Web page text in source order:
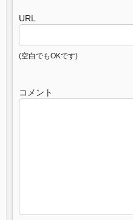
URL
(空白でもOKです)
コメント